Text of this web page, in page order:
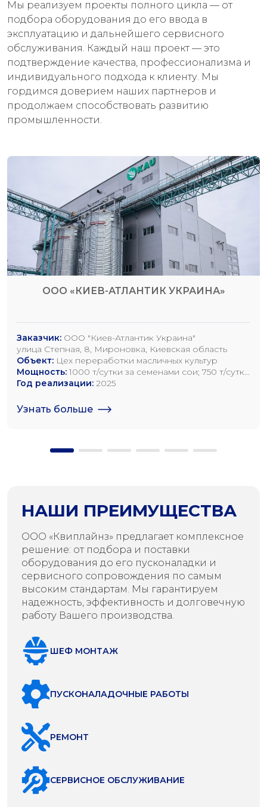
Мы реализуем проекты полного цикла — от
подбора оборудования до его ввода в
эксплуатацию и дальнейшего сервисного
обслуживания. Каждый наш проект — это
подтверждение качества, профессионализма и
индивидуального подхода к клиенту. Мы
гордимся доверием наших партнеров и
продолжаем способствовать развитию
промышленности.
ООО «КИЕВ-АТЛАНТИК УКРАИНА»
Заказчик: ООО "Киев-Атлантик Украина"
улица Степная, 8, Мироновка, Киевская область
Объект: Цех переработки масличных культур
Мощность: 1000 т/сутки за семенами сои; 750 т/сутки
за семенами рапса; 1200 т/сутки по семенам
Год реализации: 2025
Узнать больше
НАШИ ПРЕИМУЩЕСТВА
ООО «Квиплайнз» предлагает комплексное
решение: от подбора и поставки
оборудования до его пусконаладки и
сервисного сопровождения по самым
высоким стандартам. Мы гарантируем
надежность, эффективность и долговечную
работу Вашего производства.
ШЕФ МОНТАЖ
ПУСКОНАЛАДОЧНЫЕ РАБОТЫ
РЕМОНТ
СЕРВИСНОЕ ОБСЛУЖИВАНИЕ